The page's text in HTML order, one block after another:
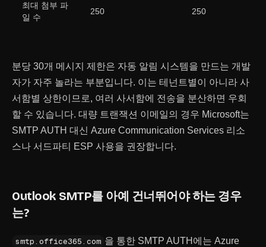
최대 첨부 파
일 수
250 250
분당 30개 메시지 제한은 자동 알림 시스템을 만드는 개발
자가 자주 놀라는 부분입니다. 이는 테넌트별이 아니라 사
서함별 상한이므로, 여러 사서함에 전송을 분산하면 우회
할 수 있습니다. 대량 트랜잭션 이메일의 경우 Microsoft는
SMTP AUTH 대신 Azure Communication Services 리소
스나 서드파티 ESP 사용을 권장합니다.
Outlook SMTP를 아예 건너뛰어야 하는 경우
는?
smtp.office365.com 을 통한 SMTP AUTH에는 Azure